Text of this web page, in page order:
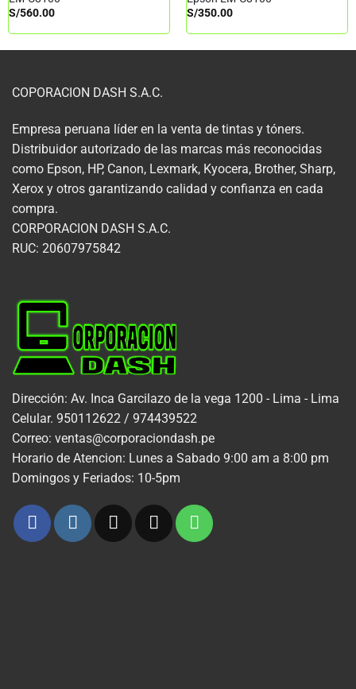
S/560.00
S/350.00
COPORACION DASH S.A.C.
Empresa peruana líder en la venta de tintas y tóners.
Distribuidor autorizado de las marcas más reconocidas
como Epson, HP, Canon, Lexmark, Kyocera, Brother, Sharp,
Xerox y otros garantizando calidad y confianza en cada
compra.
CORPORACION DASH S.A.C.
RUC: 20607975842
Dirección: Av. Inca Garcilazo de la vega 1200 - Lima - Lima
Celular. 950112622 / 974439522
Correo: ventas@corporaciondash.pe
Horario de Atencion: Lunes a Sabado 9:00 am a 8:00 pm
Domingos y Feriados: 10-5pm